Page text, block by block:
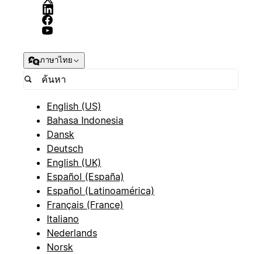
ภาษาไทย
English (US)
Bahasa Indonesia
Dansk
Deutsch
English (UK)
Español (España)
Español (Latinoamérica)
Français (France)
Italiano
Nederlands
Norsk